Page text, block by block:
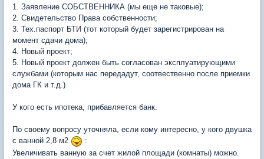
1. Заявление СОБСТВЕННИКА (мы еще не таковые);
2. Свидетельство Права собственности;
3. Тех.паспорт БТИ (тот который будет зарегистрирован на
момент сдачи дома);
4. Новый проект;
5. Новый проект должен быть согласован эксплуатирующими
службами (которым нас передадут, соотвественно после приемки
дома ГК и т.д.)
У кого есть ипотека, прибавляется банк.
По своему вопросу уточняла, если кому интересно, у кого двушка
с ванной 2,8 м2
:
Увеличивать ванную за счет жилой площади (комнаты) можно.